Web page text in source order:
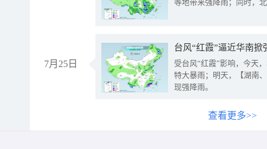
等地带来强降雨；同时，
7月25日
台风“红霞”逼近华南
受台风“红霞”影响，今天
特大暴雨；明天，【湖南
现强降雨。
查看更多>>